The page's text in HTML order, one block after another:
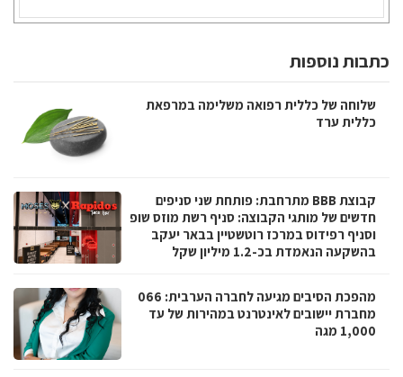
כתבות נוספות
שלוחה של כללית רפואה משלימה במרפאת
כללית ערד
קבוצת BBB מתרחבת: פותחת שני סניפים
חדשים של מותגי הקבוצה: סניף רשת מוזס שופ
וסניף רפידוס במרכז רוטשטיין בבאר יעקב
בהשקעה הנאמדת בכ-1.2 מיליון שקל
מהפכת הסיבים מגיעה לחברה הערבית: 066
מחברת יישובים לאינטרנט במהירות של עד
1,000 מגה